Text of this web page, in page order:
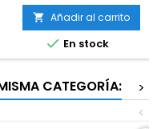
 Añadir al carrito
 En stock
CATEGORÍA:
>
<